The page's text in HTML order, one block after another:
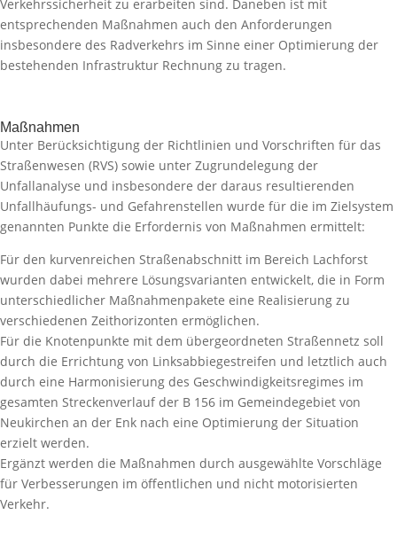
Verkehrssicherheit zu erarbeiten sind. Daneben ist mit
entsprechenden Maßnahmen auch den Anforderungen
insbesondere des Radverkehrs im Sinne einer Optimierung der
bestehenden Infrastruktur Rechnung zu tragen.
Maßnahmen
Unter Berücksichtigung der Richtlinien und Vorschriften für das
Straßenwesen (RVS) sowie unter Zugrundelegung der
Unfallanalyse und insbesondere der daraus resultierenden
Unfallhäufungs- und Gefahrenstellen wurde für die im Zielsystem
genannten Punkte die Erfordernis von Maßnahmen ermittelt:
Für den kurvenreichen Straßenabschnitt im Bereich Lachforst
wurden dabei mehrere Lösungsvarianten entwickelt, die in Form
unterschiedlicher Maßnahmenpakete eine Realisierung zu
verschiedenen Zeithorizonten ermöglichen.
Für die Knotenpunkte mit dem übergeordneten Straßennetz soll
durch die Errichtung von Linksabbiegestreifen und letztlich auch
durch eine Harmonisierung des Geschwindigkeitsregimes im
gesamten Streckenverlauf der B 156 im Gemeindegebiet von
Neukirchen an der Enk nach eine Optimierung der Situation
erzielt werden.
Ergänzt werden die Maßnahmen durch ausgewählte Vorschläge
für Verbesserungen im öffentlichen und nicht motorisierten
Verkehr.